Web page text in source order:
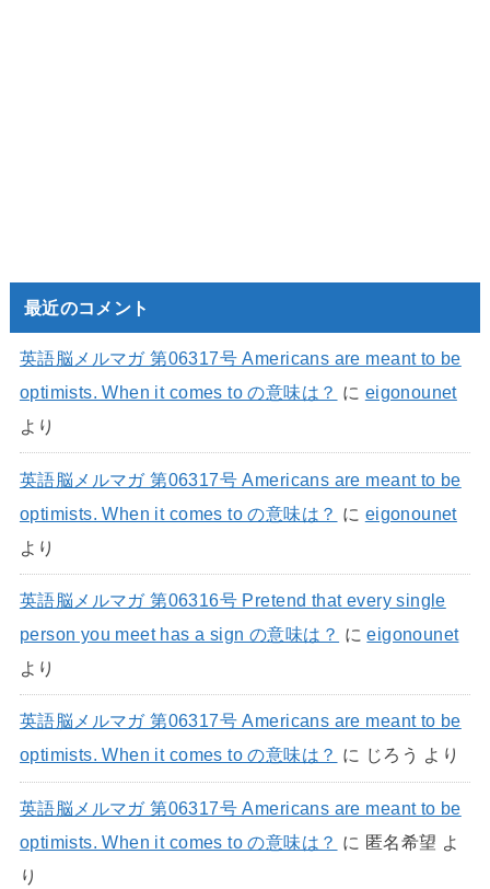
最近のコメント
英語脳メルマガ 第06317号 Americans are meant to be
optimists. When it comes to の意味は？ に eigonounet
より
英語脳メルマガ 第06317号 Americans are meant to be
optimists. When it comes to の意味は？ に eigonounet
より
英語脳メルマガ 第06316号 Pretend that every single
person you meet has a sign の意味は？ にeigonounet
より
英語脳メルマガ 第06317号 Americans are meant to be
optimists. When it comes to の意味は？ に じろう より
英語脳メルマガ 第06317号 Americans are meant to be
optimists. When it comes to の意味は？ に 匿名希望 よ
り